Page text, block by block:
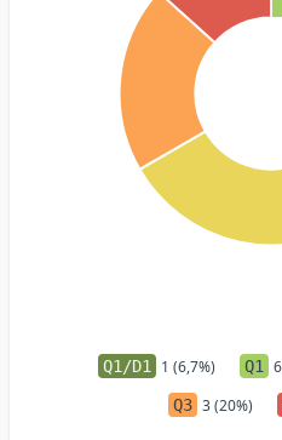
Q1/D1 1 (6,7%) Q1
Q3 3 (20%)